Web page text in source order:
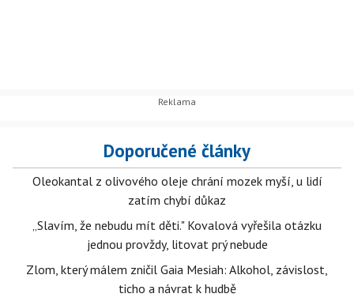
Doporučené články
Oleokantal z olivového oleje chrání mozek myší, u lidí
zatím chybí důkaz
„Slavím, že nebudu mít děti." Kovalová vyřešila otázku
jednou provždy, litovat prý nebude
Zlom, který málem zničil Gaia Mesiah: Alkohol, závislost,
ticho a návrat k hudbě